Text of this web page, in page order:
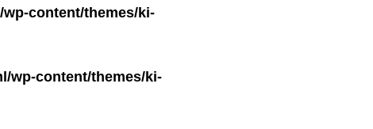
content/themes/ki-
wp-content/themes/ki-